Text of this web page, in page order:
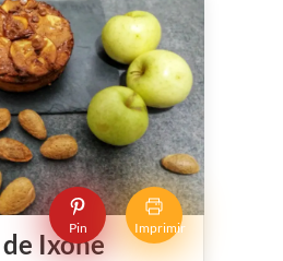
Pin Imprimir
Ixone